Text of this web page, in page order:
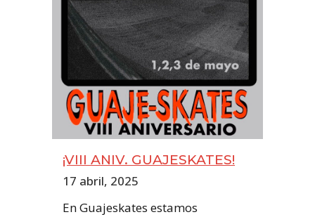
¡VIII ANIV. GUAJESKATES!
17 abril, 2025
En Guajeskates estamos